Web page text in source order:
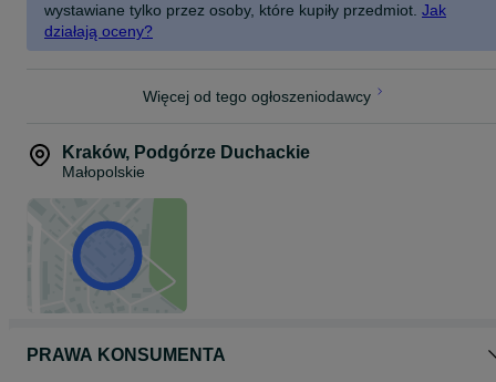
wystawiane tylko przez osoby, które kupiły przedmiot. Jak
działają oceny?
Więcej od tego ogłoszeniodawcy
Kraków, Podgórze Duchackie
Małopolskie
PRAWA KONSUMENTA